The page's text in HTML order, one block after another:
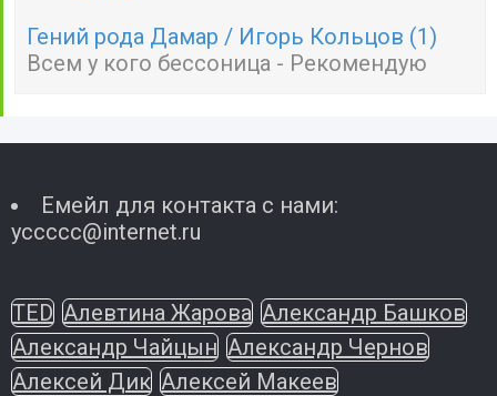
Гений рода Дамар / Игорь Кольцов (1)
Всем у кого бессоница - Рекомендую
Емейл для контакта с нами:
yccccc@internet.ru
TED Алевтина Жарова Александр Башков
Александр Чайцын Александр Чернов
Алексей Дик Алексей Макеев